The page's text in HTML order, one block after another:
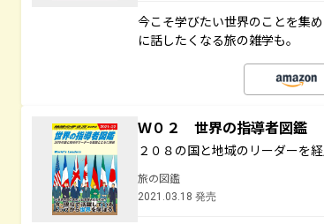
今こそ学びたい世界のことを集
に話したくなる旅の雑学も。
Ｗ０２ 世界の指導者図鑑
２０８の国と地域のリーダーを
旅の図鑑
2021.03.18 発売